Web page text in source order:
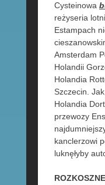
Cysteinowa
reżyseria
Estampach
Amsterdam
Holandii
Holandia
Szczecin.
Holandia
przewozy
kanclerzowi
luknęłyby